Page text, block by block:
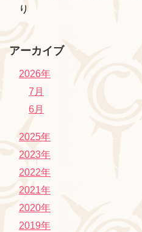
り
アーカイブ
2026年
7月
6月
2025年
2023年
2022年
2021年
2020年
2019年